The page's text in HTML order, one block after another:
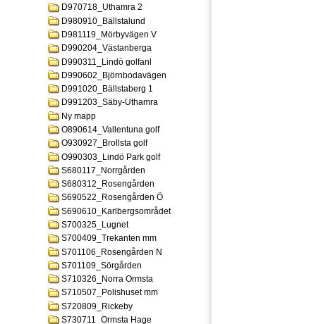
D970718_Uthamra 2
D980910_Bällstalund
D981119_Mörbyvägen V
D990204_Västanberga
D990311_Lindö golfanl
D990602_Björnbodavägen
D991020_Bällstaberg 1
D991203_Säby-Uthamra
Ny mapp
O890614_Vallentuna golf
O930927_Brollsta golf
O990303_Lindö Park golf
S680117_Norrgården
S680312_Rosengården
S690522_Rosengården Ö
S690610_Karlbergsområdet
S700325_Lugnet
S700409_Trekanten mm
S701106_Rosengården N
S701109_Sörgården
S710326_Norra Ormsta
S710507_Polishuset mm
S720809_Rickeby
S730711_Ormsta Hage